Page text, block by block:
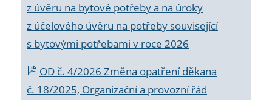
z úvěru na bytové potřeby a na úroky
z účelového úvěru na potřeby související
s bytovými potřebami v roce 2026
OD č. 4/2026 Změna opatření děkana
č. 18/2025, Organizační a provozní řád